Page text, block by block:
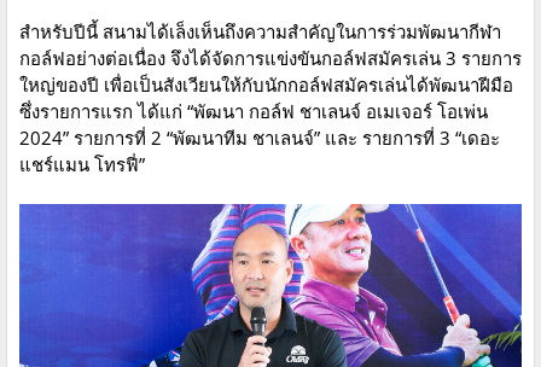
สำหรับปีนี้ สนามได้เล็งเห็นถึงความสำคัญในการร่วมพัฒนากีฬา
กอล์ฟอย่างต่อเนื่อง จึงได้จัดการแข่งขันกอล์ฟสมัครเล่น 3 รายการ
ใหญ่ของปี เพื่อเป็นสังเวียนให้กับนักกอล์ฟสมัครเล่นได้พัฒนาฝีมือ
ซึ่งรายการแรก ได้แก่ “พัฒนา กอล์ฟ ชาเลนจ์ อเมเจอร์ โอเพ่น
2024” รายการที่ 2 “พัฒนาทีม ชาเลนจ์” และ รายการที่ 3 “เดอะ
แชร์แมน โทรฟี่”